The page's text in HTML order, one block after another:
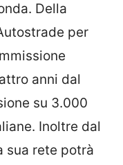
Della
per
anni dal
su 3.000
Inoltre dal
sua rete potrà